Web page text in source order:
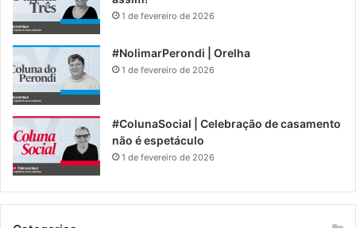
1 de fevereiro de 2026
#NolimarPerondi | Orelha
1 de fevereiro de 2026
#ColunaSocial | Celebração de casamento
não é espetáculo
1 de fevereiro de 2026